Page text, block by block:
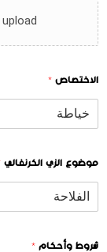
الاختصاص *
موضوع الزي الكرنفالي
شروط وأحكام *